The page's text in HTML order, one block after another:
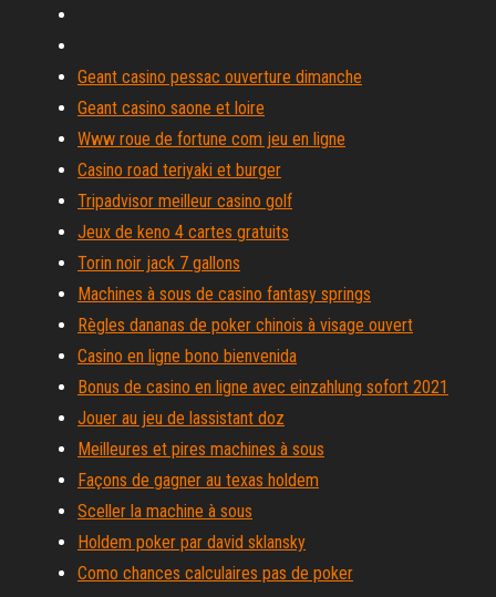
Geant casino pessac ouverture dimanche
Geant casino saone et loire
Www roue de fortune com jeu en ligne
Casino road teriyaki et burger
Tripadvisor meilleur casino golf
Jeux de keno 4 cartes gratuits
Torin noir jack 7 gallons
Machines à sous de casino fantasy springs
Règles dananas de poker chinois à visage ouvert
Casino en ligne bono bienvenida
Bonus de casino en ligne avec einzahlung sofort 2021
Jouer au jeu de lassistant doz
Meilleures et pires machines à sous
Façons de gagner au texas holdem
Sceller la machine à sous
Holdem poker par david sklansky
Como chances calculaires pas de poker